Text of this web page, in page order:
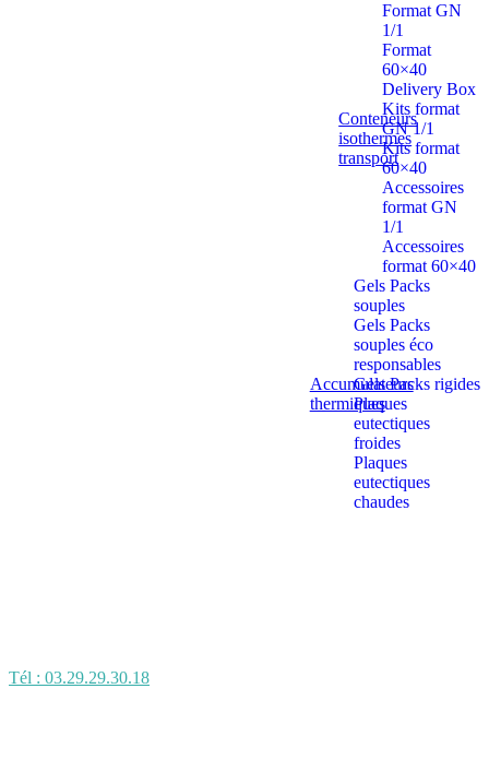
Conteneurs
isothermes
transport
Format GN
1/1
Format
60×40
Delivery Box
Kits format
GN 1/1
Kits format
60×40
Accessoires
format GN
1/1
Accessoires
format 60×40
Accumulateurs
thermiques
Gels Packs
souples
Gels Packs
souples éco
responsables
Gels Packs rigides
Plaques
eutectiques
froides
Plaques
eutectiques
chaudes
Tél : 03.29.29.30.18